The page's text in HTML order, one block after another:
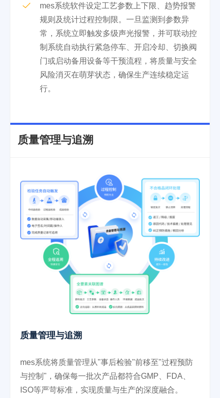
mes系统软件设定工艺参数上下限、趋势报警
规则及统计过程控制限。一旦监测到参数异
常，系统立即触发多级声光报警，并可联动控
制系统自动执行紧急停车、开启冷却、切换阀
门或启动备用设备等干预流程，将质量与安全
风险消灭在萌芽状态，确保生产连续稳定运
行。
质量管理与追溯
质量管理与追溯
mes系统将质量管理从"事后检验"前移至"过程预防
与控制"，确保每一批次产品都符合GMP、FDA、
ISO等严苛标准，实现质量与生产的深度融合。